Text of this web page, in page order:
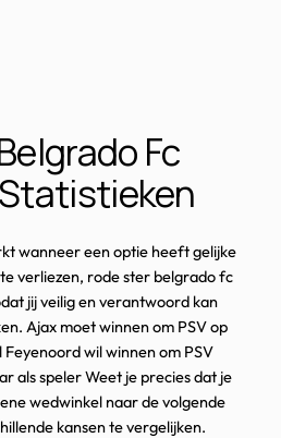
Fc
wanneer een optie heeft gelijke
verliezen, rode ster belgrado fc
jij veilig en verantwoord kan
Ajax moet winnen om PSV op
wil winnen om PSV
als speler Weet je precies dat je
wedwinkel naar de volgende
kansen te vergelijken.